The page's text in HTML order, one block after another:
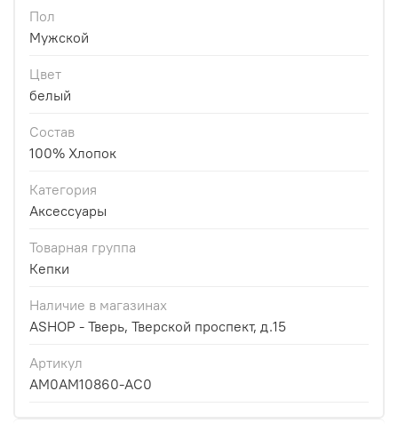
Пол
Мужской
Цвет
белый
Состав
100% Хлопок
Категория
Аксессуары
Товарная группа
Кепки
Наличие в магазинах
ASHOP - Тверь, Тверской проспект, д.15
Артикул
AM0AM10860-AC0